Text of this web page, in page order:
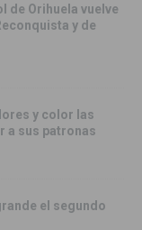
de Orihuela vuelve
y de
y color las
a sus patronas
el segundo